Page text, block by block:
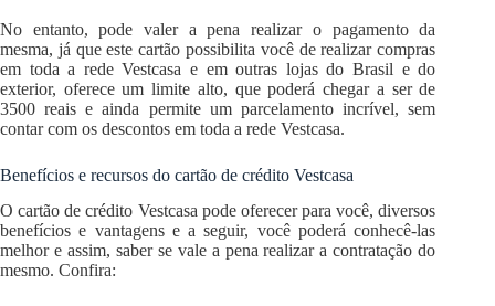
No entanto, pode valer a pena realizar o pagamento da
mesma, já que este cartão possibilita você de realizar compras
em toda a rede Vestcasa e em outras lojas do Brasil e do
exterior, oferece um limite alto, que poderá chegar a ser de
3500 reais e ainda permite um parcelamento incrível, sem
contar com os descontos em toda a rede Vestcasa.
Benefícios e recursos do cartão de crédito Vestcasa
O cartão de crédito Vestcasa pode oferecer para você, diversos
benefícios e vantagens e a seguir, você poderá conhecê-las
melhor e assim, saber se vale a pena realizar a contratação do
mesmo. Confira: